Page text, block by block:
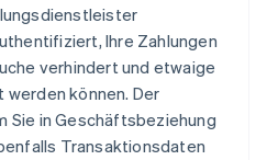
Ihre Zahlungen
verhindert und etwaige
können. Der
Sie in Geschäftsbeziehung
Transaktionsdaten